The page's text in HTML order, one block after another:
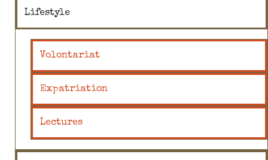
Lifestyle
Volontariat
Expatriation
Lectures